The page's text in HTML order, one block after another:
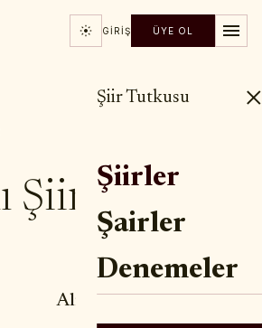
GIRIŞ ÜYE OL
Şiir Tutkusu
Şiirler
Şairler
Denemeler
Şiir’den
YAZAR / ŞAIR
Ali CENGİZKAN